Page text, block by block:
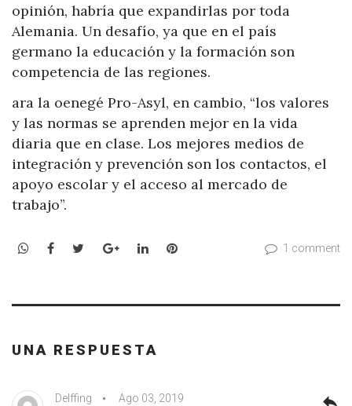
opinión, habría que expandirlas por toda
Alemania. Un desafío, ya que en el país
germano la educación y la formación son
competencia de las regiones.
ara la oenegé Pro-Asyl, en cambio, “los valores
y las normas se aprenden mejor en la vida
diaria que en clase. Los mejores medios de
integración y prevención son los contactos, el
apoyo escolar y el acceso al mercado de
trabajo”.
WhatsApp
Facebook
TwitterGoogle+LinkedInPinterest 1 comment
UNA RESPUESTA
Delffing Ago 03, 2019 reply